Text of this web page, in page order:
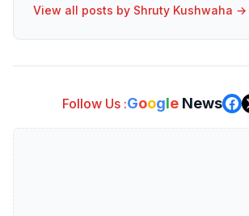
View all posts by Shruty Kushwaha →
Follow Us :Google News